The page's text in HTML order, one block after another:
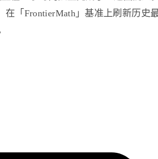
「FrontierMath」基准上刷新历史